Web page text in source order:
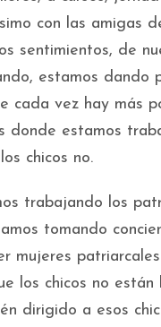
con las amigas
sentimientos, de
estamos dando
cada vez hay más
donde estamos
chicos no.
trabajando los
tomando
mujeres
los chicos no están
dirigido a esos